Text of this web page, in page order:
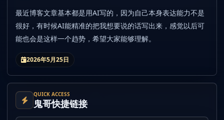
最近博客文章基本都是用AI写的，因为自己本身表达能力不是
很好，有时候AI能精准的把我想要说的话写出来，感觉以后可
能也会是这样一个趋势，希望大家能够理解。
2026年5月25日
QUICK ACCESS
鬼哥快捷链接